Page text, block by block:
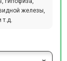
железы,
т.д.